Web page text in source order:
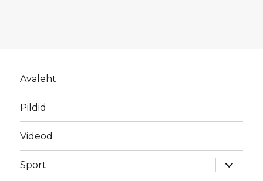
Avaleht
Pildid
Videod
Sport
laienda